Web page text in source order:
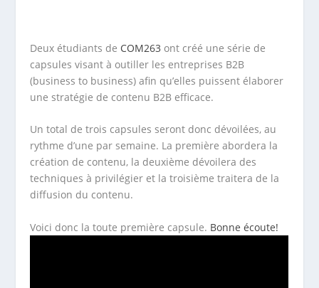
Deux étudiants de COM263 ont créé une série de
capsules visant à outiller les entreprises B2B
(business to business) afin qu’elles puissent élaborer
une stratégie de contenu B2B efficace.
Un total de trois capsules seront donc dévoilées, au
rythme d’une par semaine. La première abordera la
création de contenu, la deuxième dévoilera des
techniques à privilégier et la troisième traitera de la
diffusion du contenu.
Voici donc la toute première capsule. Bonne écoute!